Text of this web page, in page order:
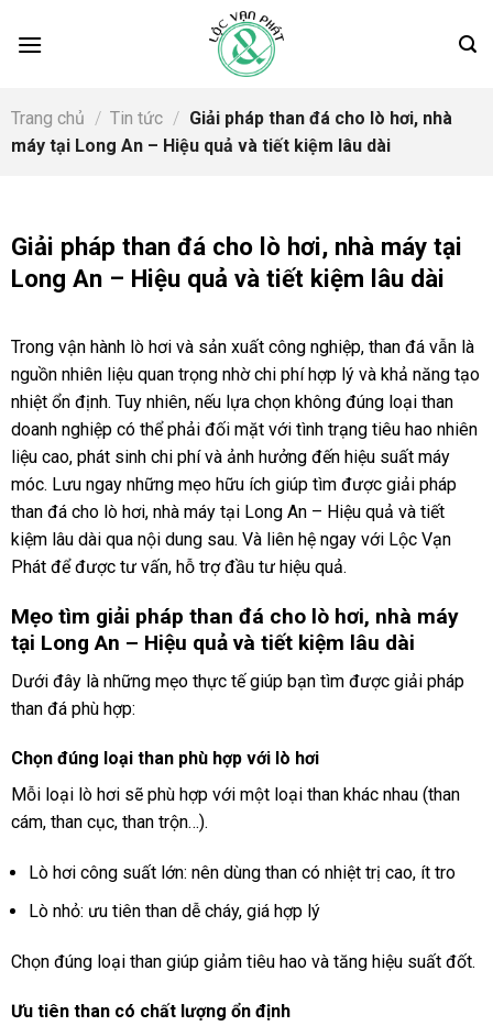
Trang chủ / Tin tức / Giải pháp than đá cho lò hơi, nhà
máy tại Long An – Hiệu quả và tiết kiệm lâu dài
Giải pháp than đá cho lò hơi, nhà máy tại
Long An – Hiệu quả và tiết kiệm lâu dài
Trong vận hành lò hơi và sản xuất công nghiệp, than đá vẫn là
nguồn nhiên liệu quan trọng nhờ chi phí hợp lý và khả năng tạo
nhiệt ổn định. Tuy nhiên, nếu lựa chọn không đúng loại than
doanh nghiệp có thể phải đối mặt với tình trạng tiêu hao nhiên
liệu cao, phát sinh chi phí và ảnh hưởng đến hiệu suất máy
móc. Lưu ngay những mẹo hữu ích giúp tìm được giải pháp
than đá cho lò hơi, nhà máy tại Long An – Hiệu quả và tiết
kiệm lâu dài qua nội dung sau. Và liên hệ ngay với Lộc Vạn
Phát để được tư vấn, hỗ trợ đầu tư hiệu quả.
Mẹo tìm giải pháp than đá cho lò hơi, nhà máy
tại Long An – Hiệu quả và tiết kiệm lâu dài
Dưới đây là những mẹo thực tế giúp bạn tìm được giải pháp
than đá phù hợp:
Chọn đúng loại than phù hợp với lò hơi
Mỗi loại lò hơi sẽ phù hợp với một loại than khác nhau (than
cám, than cục, than trộn…).
Lò hơi công suất lớn: nên dùng than có nhiệt trị cao, ít tro
Lò nhỏ: ưu tiên than dễ cháy, giá hợp lý
Chọn đúng loại than giúp giảm tiêu hao và tăng hiệu suất đốt.
Ưu tiên than có chất lượng ổn định